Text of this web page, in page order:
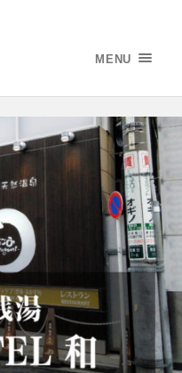
MENU